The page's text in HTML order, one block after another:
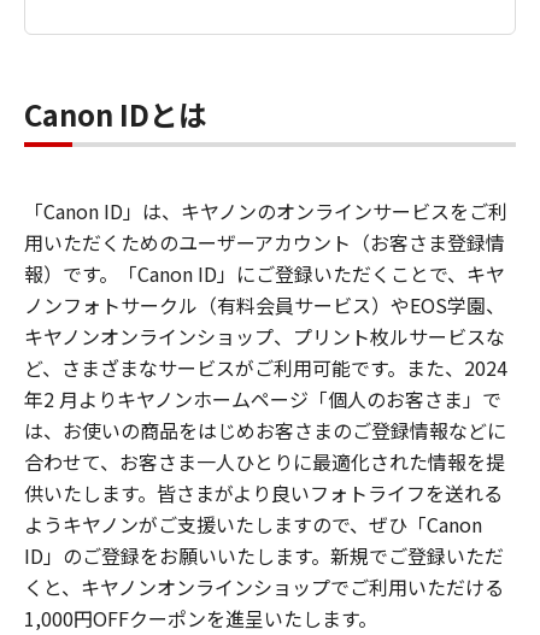
Canon IDとは
「Canon ID」は、キヤノンのオンラインサービスをご利
用いただくためのユーザーアカウント（お客さま登録情
報）です。「Canon ID」にご登録いただくことで、キヤ
ノンフォトサークル（有料会員サービス）やEOS学園、
キヤノンオンラインショップ、プリント枚ルサービスな
ど、さまざまなサービスがご利用可能です。また、2024
年2 月よりキヤノンホームページ「個人のお客さま」で
は、お使いの商品をはじめお客さまのご登録情報などに
合わせて、お客さま一人ひとりに最適化された情報を提
供いたします。皆さまがより良いフォトライフを送れる
ようキヤノンがご支援いたしますので、ぜひ「Canon
ID」のご登録をお願いいたします。新規でご登録いただ
くと、キヤノンオンラインショップでご利用いただける
1,000円OFFクーポンを進呈いたします。